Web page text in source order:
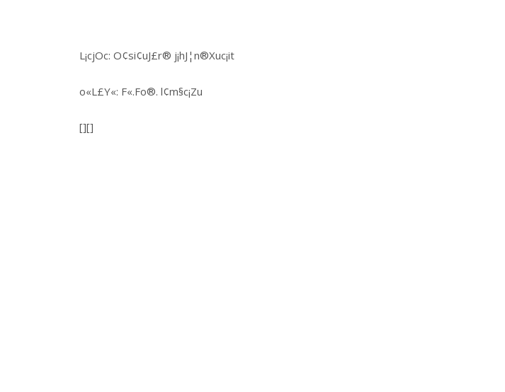
L¡cjOc: O¢si¢uJ£r® j¡hJ¦n®Xuc¡it
o«L£Y«: F«.Fo®. l¢m§c¡Zu
[][]